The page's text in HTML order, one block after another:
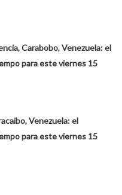
Carabobo, Venezuela: el
para este viernes 15
Venezuela: el
para este viernes 15